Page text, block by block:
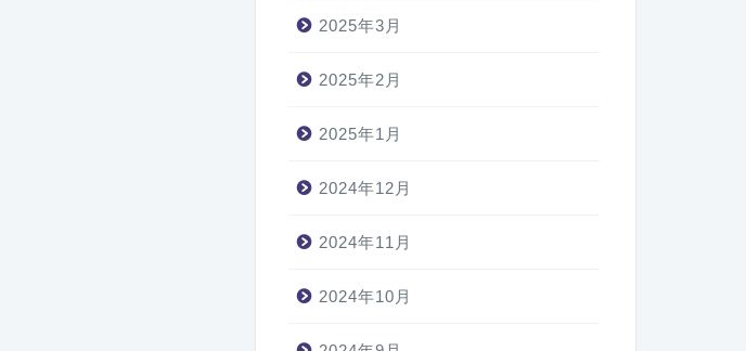
2025年3月
2025年2月
2025年1月
2024年12月
2024年11月
2024年10月